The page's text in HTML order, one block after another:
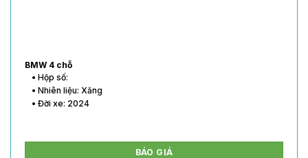
BMW 4 chỗ
• Hộp số:
• Nhiên liệu: Xăng
• Đời xe: 2024
BÁO GIÁ